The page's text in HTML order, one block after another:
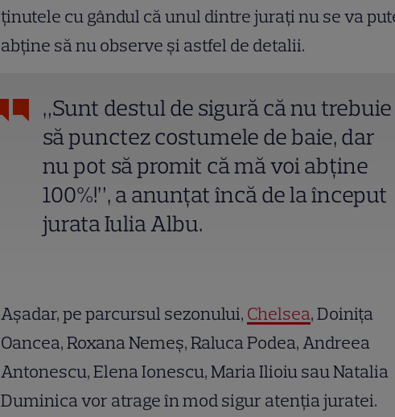
ținutele cu gândul că unul dintre jurați nu se va
abține să nu observe și astfel de detalii.
„Sunt destul de sigură că nu trebuie
să punctez costumele de baie, dar
nu pot să promit că mă voi abţine
100%!”, a anunțat încă de la început
jurata Iulia Albu.
Așadar, pe parcursul sezonului, Chelsea, Doinița
Oancea, Roxana Nemeș, Raluca Podea, Andreea
Antonescu, Elena Ionescu, Maria Ilioiu sau Natalia
Duminica vor atrage în mod sigur atenția juratei.